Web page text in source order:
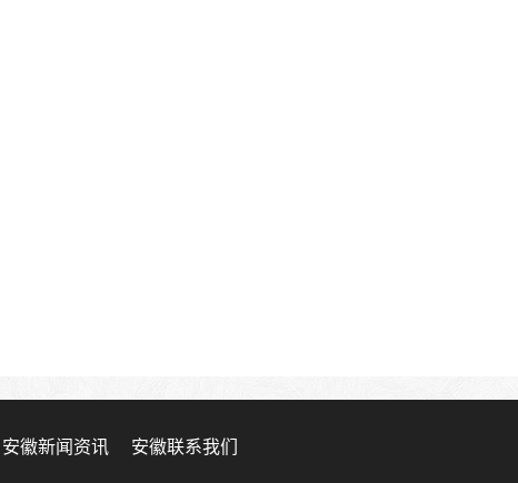
安徽新闻资讯 安徽联系我们